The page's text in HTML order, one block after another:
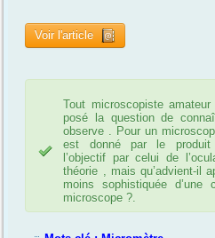
Voir l'article
Tout microscopiste
posé la question de
observe . Pour un
est donné par le produit
l’objectif par celui de
théorie , mais qu’advient-il
moins sophistiquée
microscope ?.